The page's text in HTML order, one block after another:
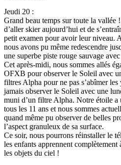
Jeudi 20 :
Grand beau temps sur toute la vallée
d’aller skier aujourd’hui et de
petit examen pour avoir leur niveau.
nous avons pu même redescendre
une superbe piste rouge sauvage
Cet après-midi, nous sommes allés
OFXB pour observer le Soleil avec
filtres Alpha pour ne pas s’abîmer
jamais observer le Soleil avec une
muni d’un filtre Alpha. Notre étoile a
tous les 11 ans et nous sommes
quand même pu observer de belles
l’aspect granuleux de sa surface.
Ce soir, nous pourrons réinstaller le
les enfants apprennent
les objets du ciel !